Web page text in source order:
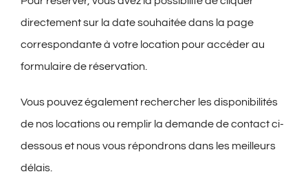
directement sur la date souhaitée dans la page
correspondante à votre location pour accéder au
formulaire de réservation.
Vous pouvez également rechercher les disponibilités
de nos locations ou remplir la demande de contact ci-
dessous et nous vous répondrons dans les meilleurs
délais.